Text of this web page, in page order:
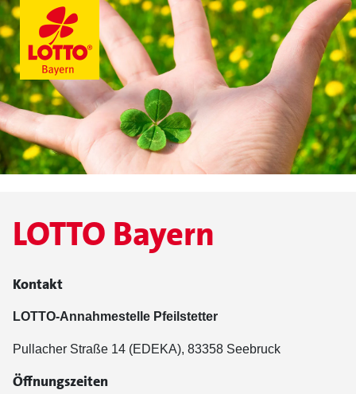
LOTTO Bayern
Kontakt
LOTTO-Annahmestelle Pfeilstetter
Pullacher Straße 14 (EDEKA), 83358 Seebruck
Öffnungszeiten